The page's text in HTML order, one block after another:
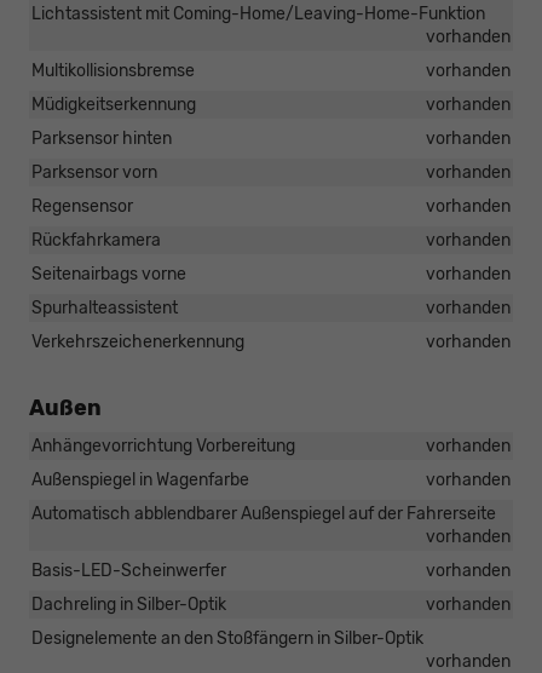
Lichtassistent mit Coming-Home/Leaving-Home-Funktion
vorhanden
Multikollisionsbremse
vorhanden
Müdigkeitserkennung
vorhanden
Parksensor hinten
vorhanden
Parksensor vorn
vorhanden
Regensensor
vorhanden
Rückfahrkamera
vorhanden
Seitenairbags vorne
vorhanden
Spurhalteassistent
vorhanden
Verkehrszeichenerkennung
vorhanden
Außen
Anhängevorrichtung Vorbereitung
vorhanden
Außenspiegel in Wagenfarbe
vorhanden
Automatisch abblendbarer Außenspiegel auf der Fahrerseite
vorhanden
Basis-LED-Scheinwerfer
vorhanden
Dachreling in Silber-Optik
vorhanden
Designelemente an den Stoßfängern in Silber-Optik
vorhanden